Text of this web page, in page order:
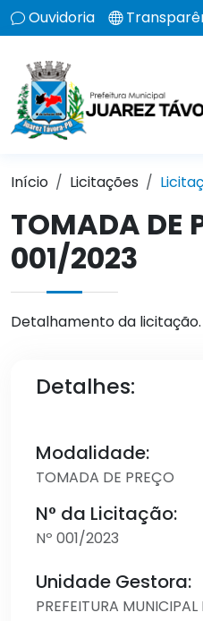
Ouvidoria
Início Licitações
TOMADA DE
001/2023
Detalhamento da licitação.
Detalhes:
Modalidade:
TOMADA DE PREÇO
N° da Licitação:
Nº 001/2023
Unidade Gestora:
PREFEITURA